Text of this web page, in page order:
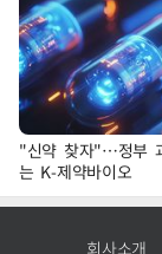
"신약 찾자"…정부
는 K-제약바이오
회사소개